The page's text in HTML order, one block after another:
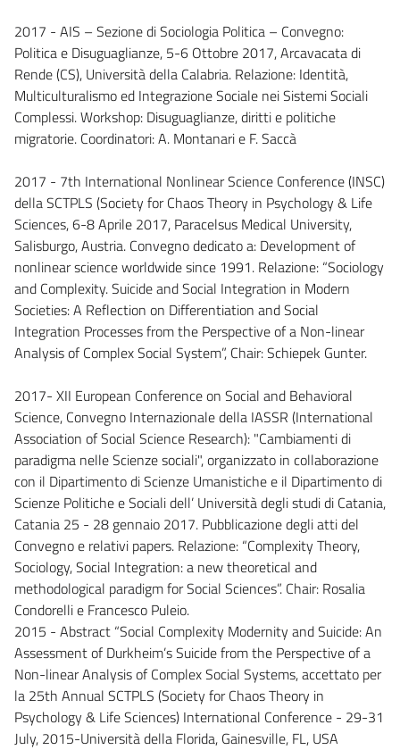
2017 - AIS – Sezione di Sociologia Politica – Convegno:
Politica e Disuguaglianze, 5-6 Ottobre 2017, Arcavacata di
Rende (CS), Università della Calabria. Relazione: Identità,
Multiculturalismo ed Integrazione Sociale nei Sistemi Sociali
Complessi. Workshop: Disuguaglianze, diritti e politiche
migratorie. Coordinatori: A. Montanari e F. Saccà
2017 - 7th International Nonlinear Science Conference (INSC)
della SCTPLS (Society for Chaos Theory in Psychology & Life
Sciences, 6-8 Aprile 2017, Paracelsus Medical University,
Salisburgo, Austria. Convegno dedicato a: Development of
nonlinear science worldwide since 1991. Relazione: “Sociology
and Complexity. Suicide and Social Integration in Modern
Societies: A Reflection on Differentiation and Social
Integration Processes from the Perspective of a Non-linear
Analysis of Complex Social System”, Chair: Schiepek Gunter.
2017- XII European Conference on Social and Behavioral
Science, Convegno Internazionale della IASSR (International
Association of Social Science Research): "Cambiamenti di
paradigma nelle Scienze sociali", organizzato in collaborazione
con il Dipartimento di Scienze Umanistiche e il Dipartimento di
Scienze Politiche e Sociali dell’ Università degli studi di Catania,
Catania 25 - 28 gennaio 2017. Pubblicazione degli atti del
Convegno e relativi papers. Relazione: “Complexity Theory,
Sociology, Social Integration: a new theoretical and
methodological paradigm for Social Sciences”. Chair: Rosalia
Condorelli e Francesco Puleio.
2015 - Abstract “Social Complexity Modernity and Suicide: An
Assessment of Durkheim’s Suicide from the Perspective of a
Non-linear Analysis of Complex Social Systems, accettato per
la 25th Annual SCTPLS (Society for Chaos Theory in
Psychology & Life Sciences) International Conference - 29-31
July, 2015-Università della Florida, Gainesville, FL, USA